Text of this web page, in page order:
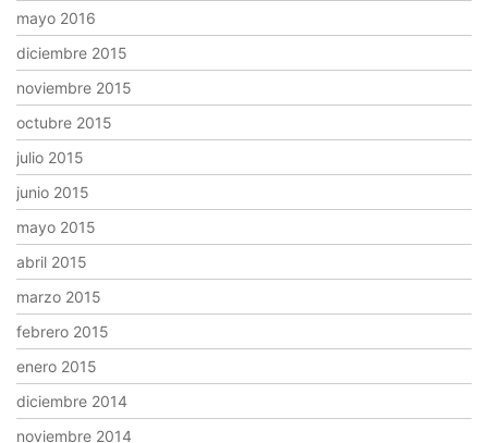
mayo 2016
diciembre 2015
noviembre 2015
octubre 2015
julio 2015
junio 2015
mayo 2015
abril 2015
marzo 2015
febrero 2015
enero 2015
diciembre 2014
noviembre 2014